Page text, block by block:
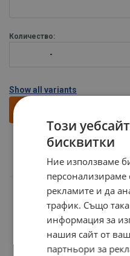
Количество:
Show all variants
Този
бисквитки
Ние използваме
рекламите и да
трафик. Също
информация за
нашия сайт от
партньори за